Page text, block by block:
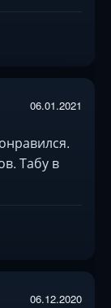
06.01.2021
Табу в
06.12.2020